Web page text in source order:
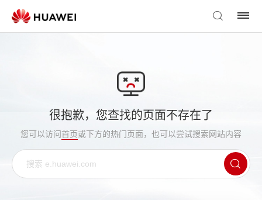
很抱歉，您查找的页面不存在了
您可以访问首页或下方的热门页面，也可以尝试搜索网站内容